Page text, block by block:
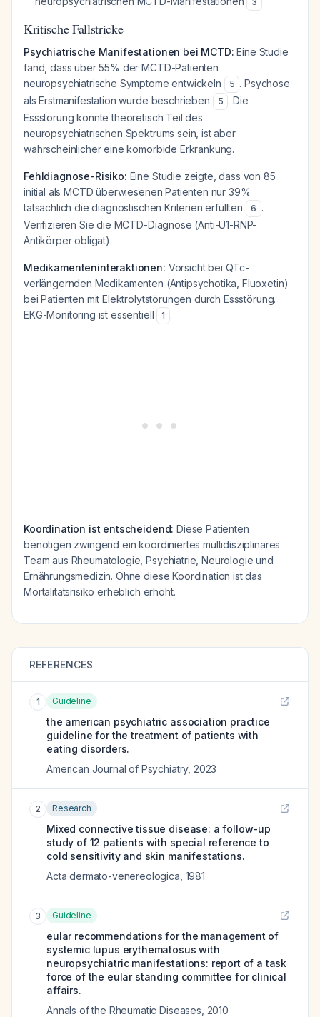
Kritische Fallstricke
Psychiatrische Manifestationen bei MCTD: Eine Studie
fand, dass über 55% der MCTD-Patienten
neuropsychiatrische Symptome entwickeln
5 . Psychose
als Erstmanifestation wurde beschrieben
5 . Die
Essstörung könnte theoretisch Teil des
neuropsychiatrischen Spektrums sein, ist aber
wahrscheinlicher eine komorbide Erkrankung.
Fehldiagnose-Risiko: Eine Studie zeigte, dass von 85
initial als MCTD überwiesenen Patienten nur 39%
tatsächlich die diagnostischen Kriterien erfüllten
6 .
Verifizieren Sie die MCTD-Diagnose (Anti-U1-RNP-
Antikörper obligat).
Medikamenteninteraktionen: Vorsicht bei QTc-
verlängernden Medikamenten (Antipsychotika, Fluoxetin)
bei Patienten mit Elektrolytstörungen durch Essstörung.
EKG-Monitoring ist essentiell
1 .
Koordination ist entscheidend: Diese Patienten
benötigen zwingend ein koordiniertes multidisziplinäres
Team aus Rheumatologie, Psychiatrie, Neurologie und
Ernährungsmedizin. Ohne diese Koordination ist das
Mortalitätsrisiko erheblich erhöht.
REFERENCES
1 Guideline
the american psychiatric association practice
guideline for the treatment of patients with
eating disorders.
American Journal of Psychiatry, 2023
2 Research
Mixed connective tissue disease: a follow-up
study of 12 patients with special reference to
cold sensitivity and skin manifestations.
Acta dermato-venereologica 1981
3 Guideline
eular recommendations for the management of
systemic lupus erythematosus with
neuropsychiatric manifestations: report of a task
force of the eular standing committee for clinical
affairs.
Annals of the Rheumatic Diseases 2010